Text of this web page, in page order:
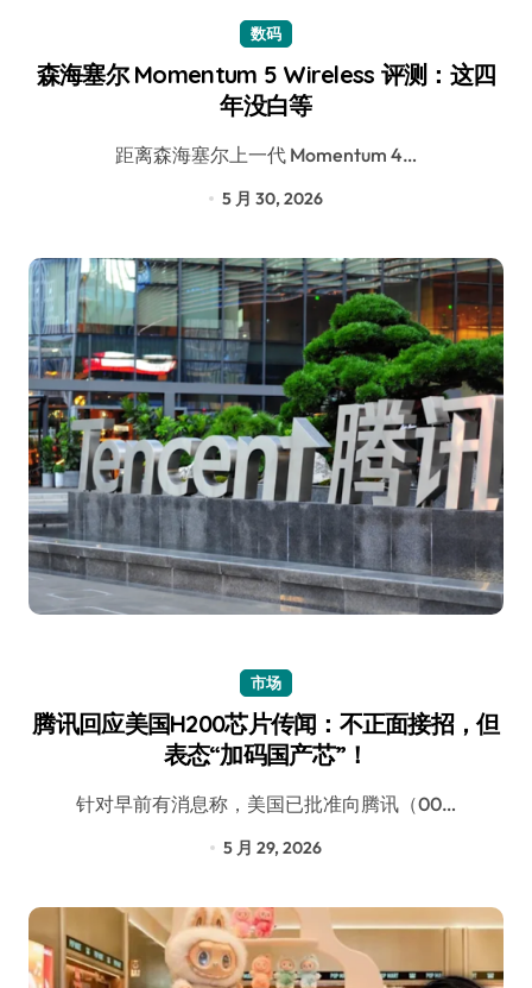
数码
森海塞尔 Momentum 5 Wireless 评测：这四
年没白等
距离森海塞尔上一代 Momentum 4…
5 月 30, 2026
市场
腾讯回应美国H200芯片传闻：不正面接招，但
表态“加码国产芯”！
针对早前有消息称，美国已批准向腾讯（00…
5 月 29, 2026